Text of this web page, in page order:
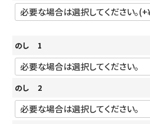
のし 1
のし 2